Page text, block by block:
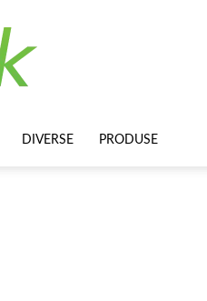
DIVERSE PRODUSE